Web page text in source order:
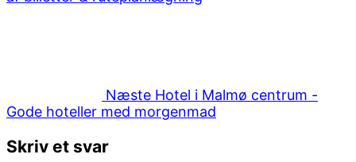
Næste Hotel i Malmø centrum -
Gode hoteller med morgenmad
Skriv et svar